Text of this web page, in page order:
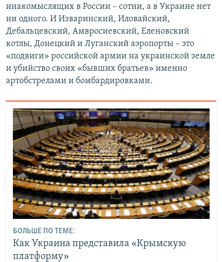
инакомыслящих в России – сотни, а в Украине нет
ни одного. И Изваринский, Иловайский,
Дебальцевский, Амвросиевский, Еленовский
котлы, Донецкий и Луганский аэропорты – это
«подвиги» российской армии на украинской земле
и убийство своих «бывших братьев» именно
артобстрелами и бомбардировками.
БОЛЬШЕ ПО ТЕМЕ:
Как Украина представила «Крымскую
платформу»